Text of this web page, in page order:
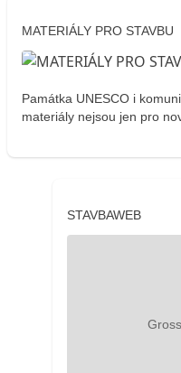
MATERIÁLY PRO STAVBU
Památka UNESCO i
materiály nejsou jen pro
STAVBAWEB